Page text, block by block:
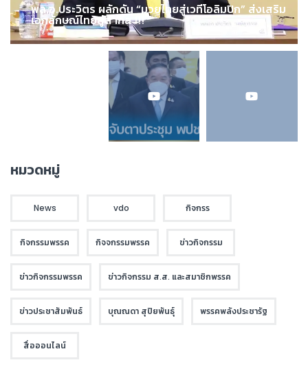
พล.อ.ประวิตร ผลักดัน “มวยไทยสู่เวทีโอลิมปิก” ส่งเสริม
เอกลักษณ์ไทยสู่สากล !!!
หมวดหมู่
News vdo กิจกรร
กิจกรรมพรรค กิจจกรรมพรรค ข่าวกิจกรรม
ข่าวกิจกรรมพรรค ข่าวกิจกรรม ส.ส. และสมาชิกพรรค
ข่าวประชาสัมพันธ์ บุณณดา สุปิยพันธุ์ พรรคพลังประชารัฐ
สื่อออนไลน์